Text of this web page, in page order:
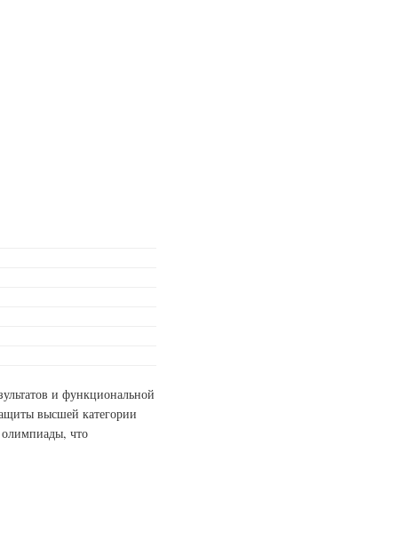
и функциональной
высшей категории
олимпиады, что